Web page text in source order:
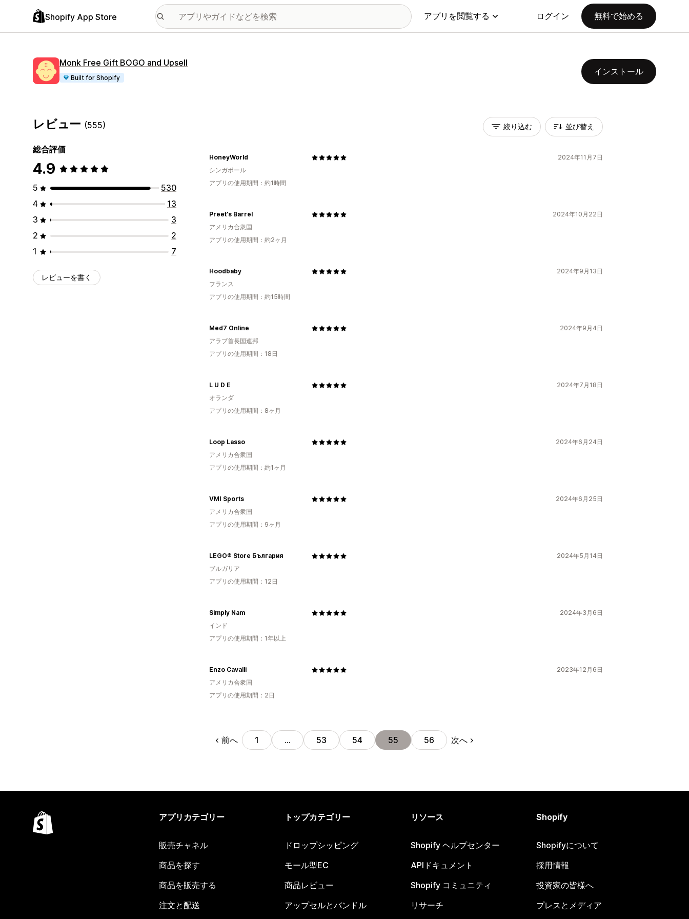
Shopify App Store アプリを閲覧する ログイン 無料で始める
Monk Free Gift BOGO and Upsell
Built for Shopify
インストール
レビュー (555)
総合評価
4.9
5
530
4
13
3
3
2
2
1
7
レビューを書く
絞り込む 並び替え
2024年11月7日
HoneyWorld
シンガポール
アプリの使用期間：約1時間
2024年10月22日
Preet's Barrel
アメリカ合衆国
アプリの使用期間：約2ヶ月
2024年9月13日
Hoodbaby
フランス
アプリの使用期間：約15時間
2024年9月4日
Med7 Online
アラブ首長国連邦
アプリの使用期間：18日
2024年7月18日
L U D E
オランダ
アプリの使用期間：8ヶ月
2024年6月24日
Loop Lasso
アメリカ合衆国
アプリの使用期間：約1ヶ月
2024年6月25日
VMI Sports
アメリカ合衆国
アプリの使用期間：9ヶ月
2024年5月14日
LEGO® Store България
ブルガリア
アプリの使用期間：12日
2024年3月6日
Simply Nam
インド
アプリの使用期間：1年以上
2023年12月6日
Enzo Cavalli
アメリカ合衆国
アプリの使用期間：2日
前へ 1 … 53 54 55 56 次へ
アプリカテゴリー
販売チャネル
商品を探す
商品を販売する
注文と配送
トップカテゴリー
ドロップシッピング
モール型EC
商品レビュー
アップセルとバンドル
リソース
Shopify ヘルプセンター
APIドキュメント
Shopify コミュニティ
リサーチ
Shopify
Shopifyについて
採用情報
投資家の皆様へ
プレスとメディア